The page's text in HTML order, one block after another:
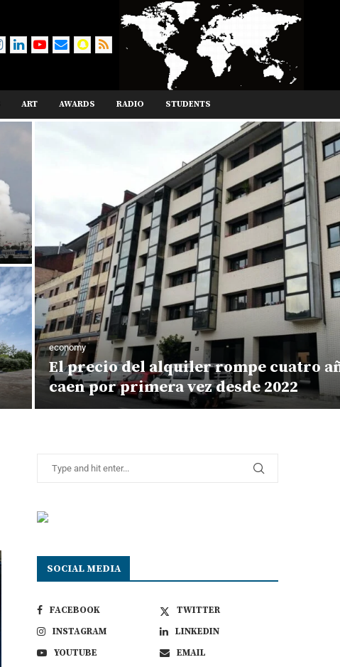
ART AWARDS RADIO STUDENTS
economy
El precio del alquiler rompe cuatro
caen por primera vez desde 2022
SOCIAL MEDIA
FACEBOOK
TWITTER
INSTAGRAM
LINKEDIN
YOUTUBE
EMAIL